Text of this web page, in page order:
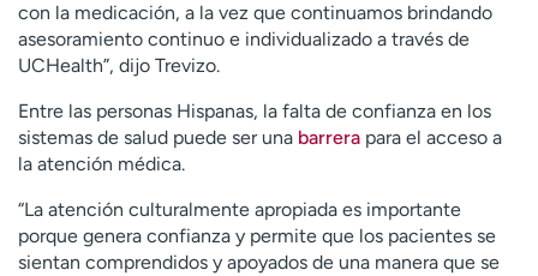
con la medicación, a la vez que continuamos brindando
asesoramiento continuo e individualizado a través de
UCHealth”, dijo Trevizo.
Entre las personas Hispanas, la falta de confianza en los
sistemas de salud puede ser una barrera para el acceso a
la atención médica.
“La atención culturalmente apropiada es importante
porque genera confianza y permite que los pacientes se
sientan comprendidos y apoyados de una manera que se